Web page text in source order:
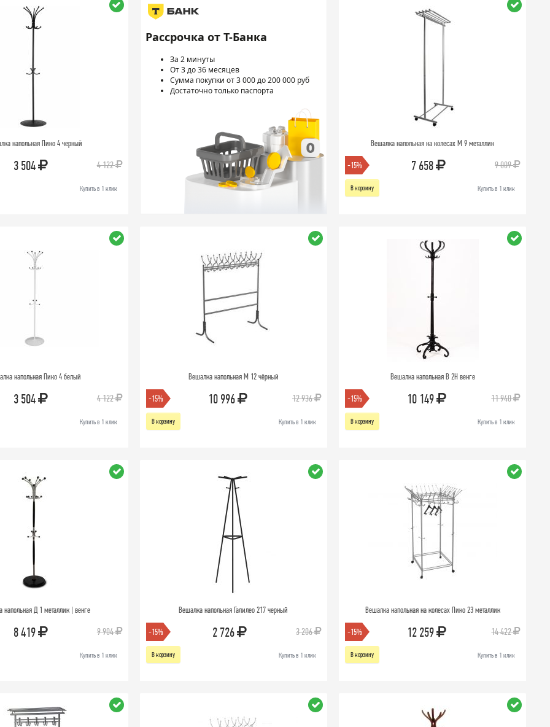
напольная Пико 4 черный
3 504 4 122
Купить в 1 клик
Рассрочка от Т-Банка
За 2 минуты
От 3 до 36 месяцев
Сумма покупки от 3 000 до 200 000 руб
Достаточно только паспорта
Вешалка напольная на колесах М 9 металлик
-15% 7 658 9 009
В корзину Купить в 1 клик
напольная Пико 4 белый
3 504 4 122
Купить в 1 клик
Вешалка напольная М 12 чёрный
-15% 10 996 12 936
В корзину Купить в 1 клик
Вешалка напольная В 2Н венге
-15% 10 149 11 940
В корзину Купить в 1 клик
напольная Д 1 металлик | венге
8 419 9 904
Купить в 1 клик
Вешалка напольная Галилео 217 черный
-15% 2 726 3 206
В корзину Купить в 1 клик
Вешалка напольная на колесах Пико 23 металлик
-15% 12 259 14 422
В корзину Купить в 1 клик